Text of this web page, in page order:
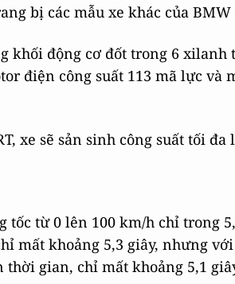
bị các mẫu xe khác của
khối động cơ đốt trong 6 xilanh
điện công suất 113 mã lực và
xe sẽ sản sinh công suất tối
tốc từ 0 lên 100 km/h chỉ trong
mất khoảng 5,3 giây, nhưng
gian, chỉ mất khoảng 5,1